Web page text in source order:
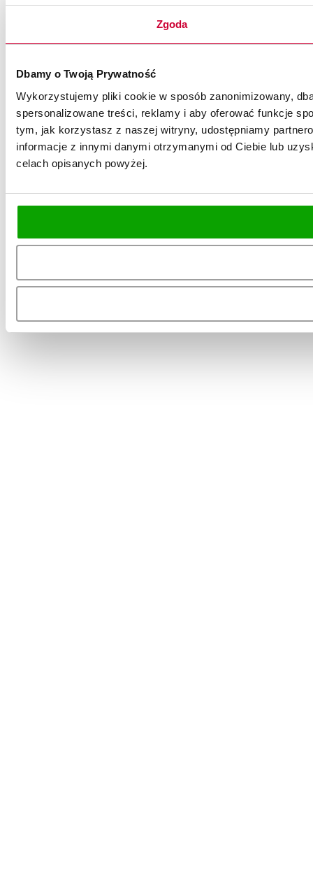
Zgoda
Dbamy o Twoją Prywatność
Wykorzystujemy pliki cookie w sposób zanonimizowany,
spersonalizowane treści, reklamy i aby oferować funkcje
tym, jak korzystasz z naszej witryny, udostępniamy
informacje z innymi danymi otrzymanymi od Ciebie lub
celach opisanych powyżej.